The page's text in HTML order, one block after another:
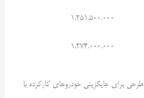
۱.۲۵۱.۵۰۰.۰۰۰
۱.۲۷۴.۰۰۰.۰۰۰
برای جایگزینی خودروهای کارکرده با